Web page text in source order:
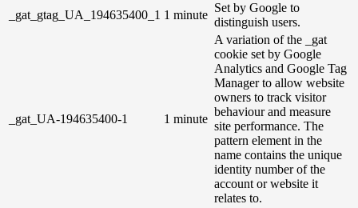
_gat_gtag_UA_194635400_1 1 minute
Set by Google to
distinguish users.
_gat_UA-194635400-1 1 minute
A variation of the _gat
cookie set by Google
Analytics and Google Tag
Manager to allow website
owners to track visitor
behaviour and measure
site performance. The
pattern element in the
name contains the unique
identity number of the
account or website it
relates to.